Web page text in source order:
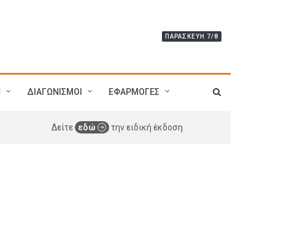
ΠΑΡΑΣΚΕΥΉ 7/8
ΔΙΑΓΩΝΙΣΜΟΙ ΕΦΑΡΜΟΓΕΣ
Δείτε εδώ την ειδική έκδοση